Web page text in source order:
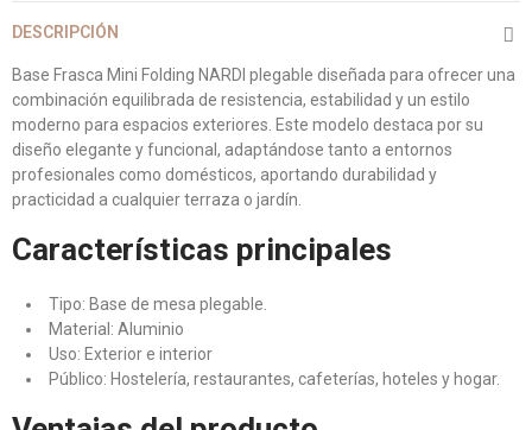
DESCRIPCIÓN
Base Frasca Mini Folding NARDI plegable diseñada para ofrecer una
combinación equilibrada de resistencia, estabilidad y un estilo
moderno para espacios exteriores. Este modelo destaca por su
diseño elegante y funcional, adaptándose tanto a entornos
profesionales como domésticos, aportando durabilidad y
practicidad a cualquier terraza o jardín.
Características principales
Tipo: Base de mesa plegable.
Material: Aluminio
Uso: Exterior e interior
Público: Hostelería, restaurantes, cafeterías, hoteles y hogar.